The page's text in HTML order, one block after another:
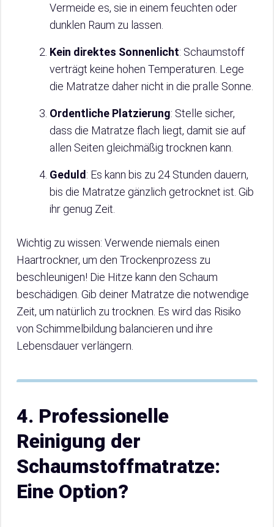
Vermeide es, sie in einem feuchten oder
dunklen Raum zu lassen.
Kein direktes Sonnenlicht: Schaumstoff
verträgt keine hohen Temperaturen. Lege
die Matratze daher nicht in die pralle Sonne.
Ordentliche Platzierung: Stelle sicher,
dass die Matratze flach liegt, damit sie auf
allen Seiten gleichmäßig trocknen kann.
Geduld : Es kann bis zu 24 Stunden dauern,
bis die Matratze gänzlich getrocknet ist. Gib
ihr genug Zeit.
Wichtig zu wissen: Verwende niemals einen
Haartrockner, um den Trockenprozess zu
beschleunigen! Die Hitze kann den Schaum
beschädigen. Gib deiner Matratze die notwendige
Zeit, um natürlich zu trocknen. Es wird das Risiko
von Schimmelbildung balancieren und ihre
Lebensdauer verlängern.
4. Professionelle
Reinigung der
Schaumstoffmatratze:
Eine Option?